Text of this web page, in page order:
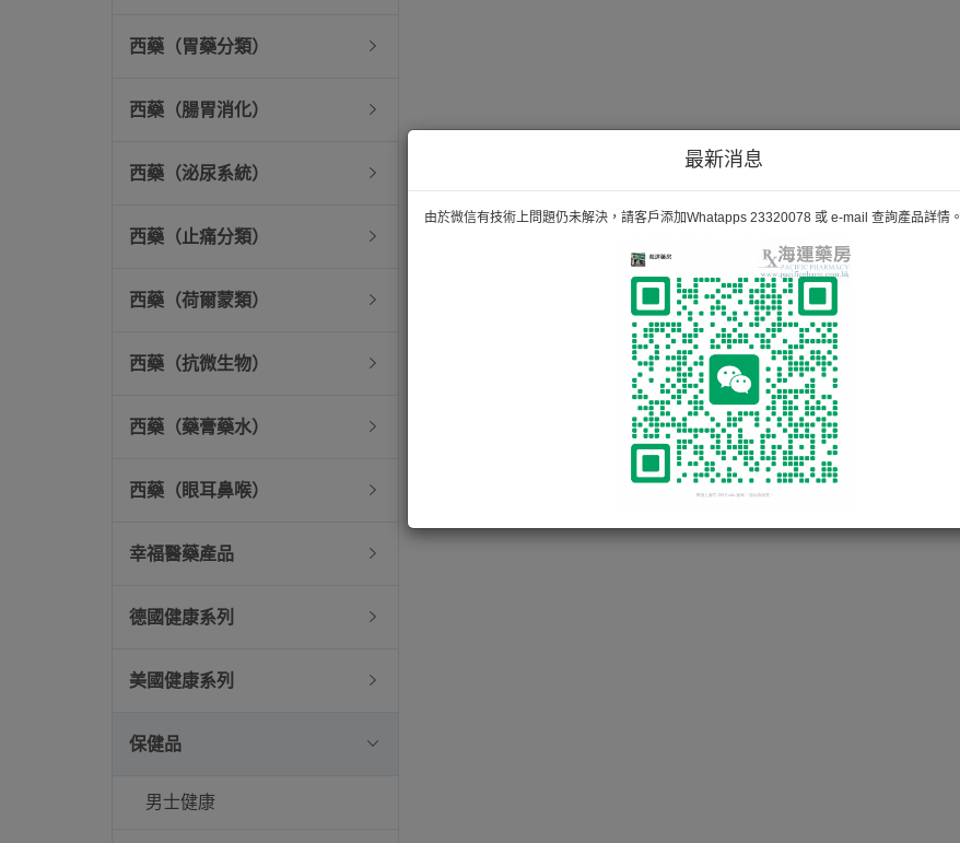
最新消息
由於微信有技術上問題仍未解決，請客戶添加Whatapps 23320078 或 e-mail 查詢產品詳情。
西藥（胃藥分類）
西藥（腸胃消化）
西藥（泌尿系統）
西藥（止痛分類）
西藥（荷爾蒙類）
西藥（抗微生物）
西藥（藥膏藥水）
西藥（眼耳鼻喉）
幸福醫藥產品
德國健康系列
美國健康系列
保健品
男士健康